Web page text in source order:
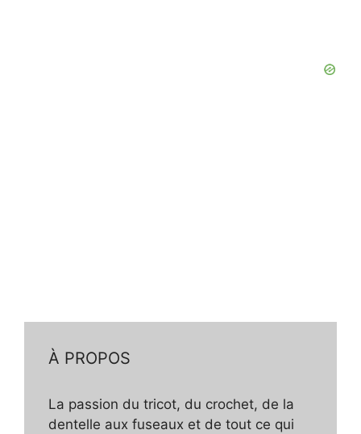
À PROPOS
La passion du tricot, du crochet, de la
dentelle aux fuseaux et de tout ce qui